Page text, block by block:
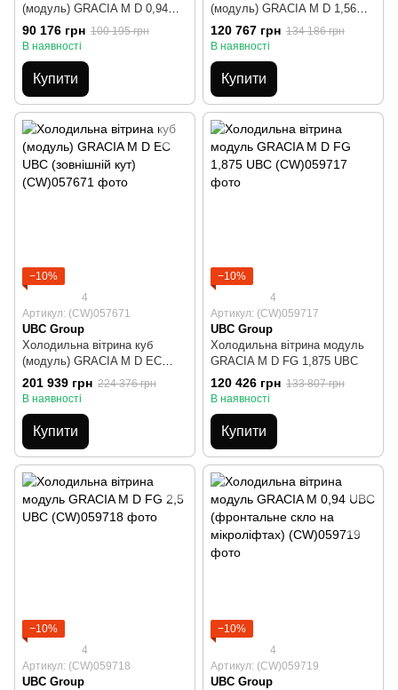
(модуль) GRACIA М D 0,94
UBC (cкло на мікроліфтах)
90 176 грн 100 195 грн
В наявності
Купити
(модуль) GRACIA М D 1,56
UBC (cкло на мікроліфтах)
120 767 грн 134 186 грн
В наявності
Купити
−10%
4
Артикул: (CW)057671
UBC Group
Холодильна вітрина куб
(модуль) GRACIA М D EC
UBC (зовнішній кут)
201 939 грн 224 376 грн
В наявності
Купити
−10%
4
Артикул: (CW)059717
UBC Group
Холодильна вітрина модуль
GRACIA М D FG 1,875 UBC
120 426 грн 133 807 грн
В наявності
Купити
−10%
4
Артикул: (CW)059718
UBC Group
−10%
4
Артикул: (CW)059719
UBC Group